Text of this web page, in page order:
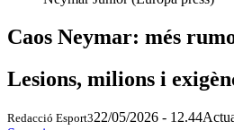
Caos Neymar: més
Lesions, milions i
Redacció Esport322/05/2026 - 12.44